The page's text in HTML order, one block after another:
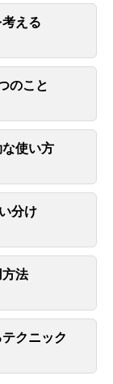
える
のこと
使い方
分け
法
クニック